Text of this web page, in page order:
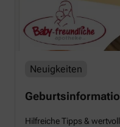
Neuigkeiten
Hilfreiche Tipps &